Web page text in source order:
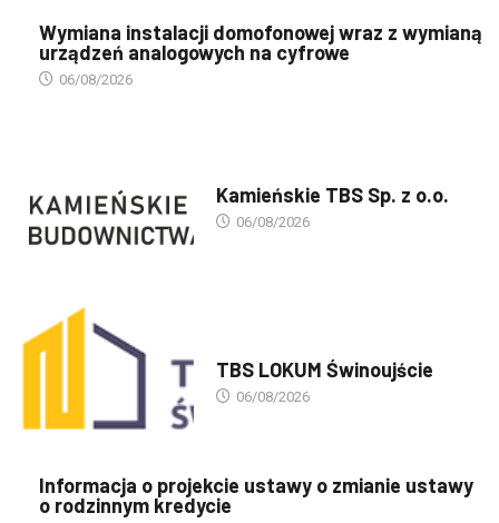
Wymiana instalacji domofonowej wraz z wymianą
urządzeń analogowych na cyfrowe
06/08/2026
Kamieńskie TBS Sp. z o.o.
06/08/2026
TBS LOKUM Świnoujście
06/08/2026
Informacja o projekcie ustawy o zmianie ustawy
o rodzinnym kredycie